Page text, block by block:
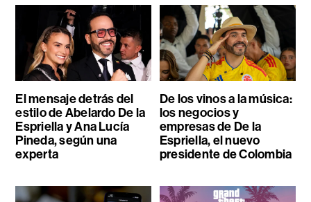
El mensaje detrás del
estilo de Abelardo De la
Espriella y Ana Lucía
Pineda, según una
experta
De los vinos a la música:
los negocios y
empresas de De la
Espriella, el nuevo
presidente de Colombia